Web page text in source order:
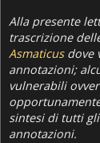
Alla presente
trascrizione
Asmaticusdove
annotazioni;
vulnerabili
sintesi di tutti
annotazioni.